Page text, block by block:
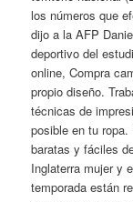
los números que
dijo a la AFP
deportivo del
online, Compra
propio diseño.
técnicas de
posible en tu
baratas y fáciles
Inglaterra mujer y
temporada están